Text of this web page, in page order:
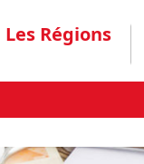
Les Régions